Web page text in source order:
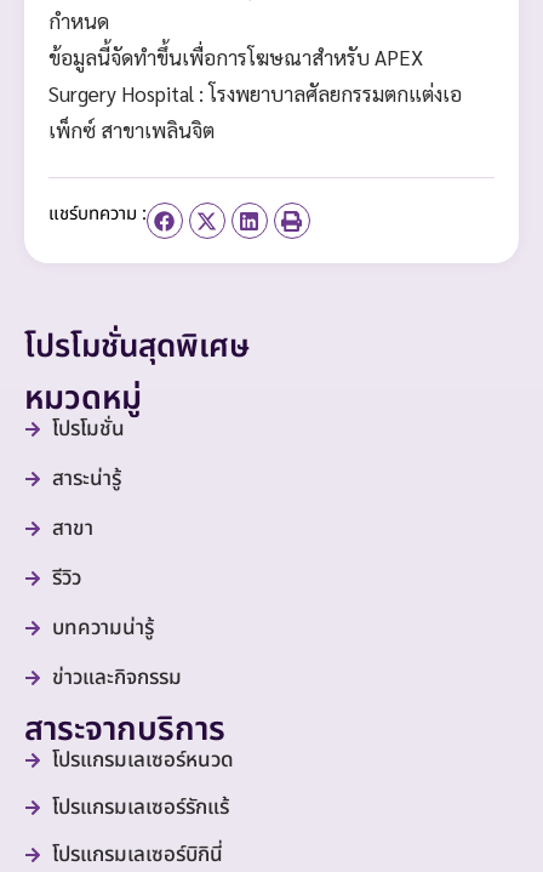
กำหนด
ข้อมูลนี้จัดทำขึ้นเพื่อการโฆษณาสำหรับ APEX
Surgery Hospital : โรงพยาบาลศัลยกรรมตกแต่งเอ
เพ็กซ์ สาขาเพลินจิต
แชร์บทความ :
โปรโมชั่นสุดพิเศษ
หมวดหมู่
โปรโมชั่น
สาระน่ารู้
สาขา
รีวิว
บทความน่ารู้
ข่าวและกิจกรรม
สาระจากบริการ
โปรแกรมเลเซอร์หนวด
โปรแกรมเลเซอร์รักแร้
โปรแกรมเลเซอร์บิกินี่